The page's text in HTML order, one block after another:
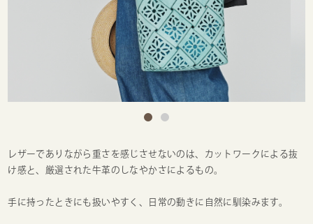
レザーでありながら重さを感じさせないのは、カットワークによる抜
け感と、厳選された牛革のしなやかさによるもの。
手に持ったときにも扱いやすく、日常の動きに自然に馴染みます。